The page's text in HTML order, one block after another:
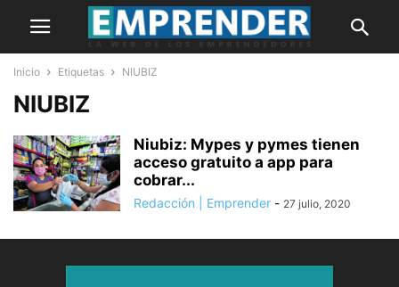
Inicio Etiquetas NIUBIZ
NIUBIZ
Niubiz: Mypes y pymes tienen
acceso gratuito a app para
cobrar...
Redacción | Emprender - 27 julio, 2020